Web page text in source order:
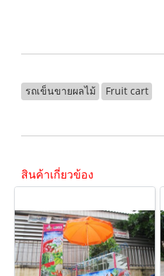
รถเข็นขายผลไม้ Fruit cart
สินค้าเกี่ยวข้อง